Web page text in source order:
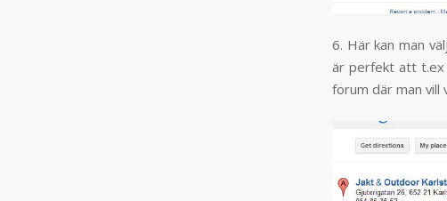
6. Här kan man
är perfekt att t.ex
forum där man vill